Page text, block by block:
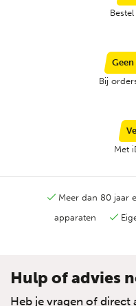
Bij
Met
Meer dan 80 jaar
apparaten
Hulp of advies
Heb je vragen of direct